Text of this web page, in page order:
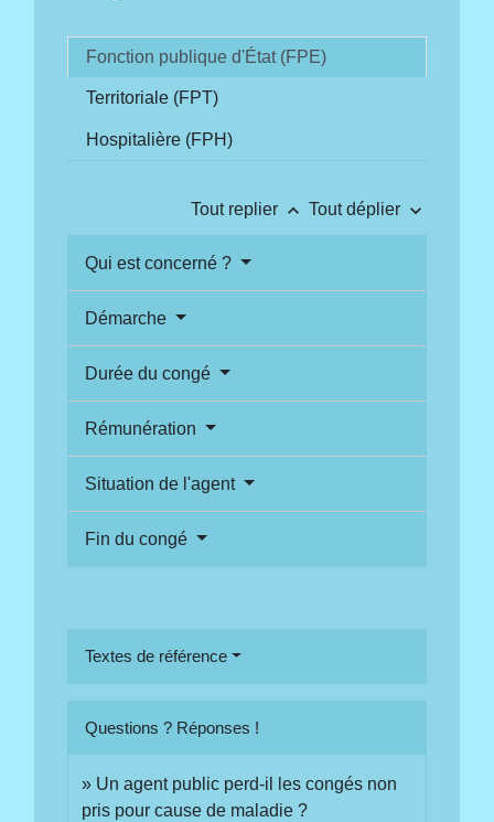
Fonction publique d'État (FPE)
Territoriale (FPT)
Hospitalière (FPH)
Tout replier keyboard_arrow_up Tout déplier keyboard_arrow_down
Qui est concerné ?
Démarche
Durée du congé
Rémunération
Situation de l'agent
Fin du congé
Textes de référence
Questions ? Réponses !
Un agent public perd-il les congés non
pris pour cause de maladie ?